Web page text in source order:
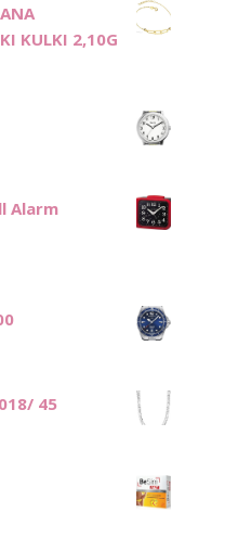
KULKI 2,10G
Alarm
45